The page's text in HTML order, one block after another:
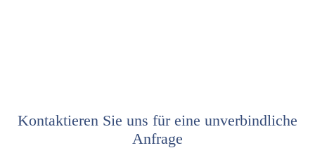
Kontaktieren Sie uns für eine unverbindliche
Anfrage